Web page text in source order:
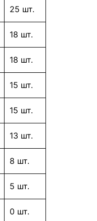
25 шт.
18 шт.
18 шт.
15 шт.
15 шт.
13 шт.
8 шт.
5 шт.
0 шт.